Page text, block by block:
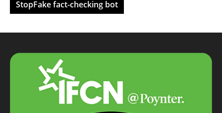
StopFake fact-checking bot